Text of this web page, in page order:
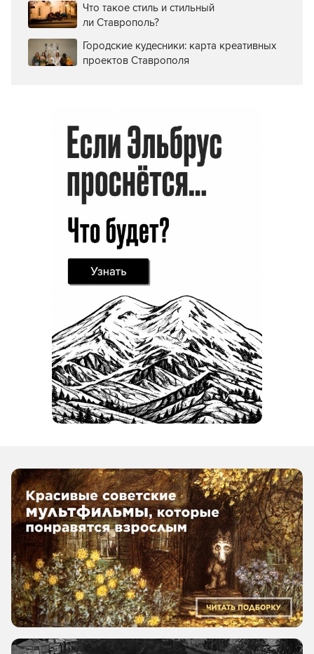
Что такое стиль и стильный
ли Ставрополь?
Городские кудесники: карта креативных
проектов Ставрополя